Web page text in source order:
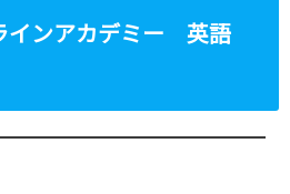
インアカデミー 英語